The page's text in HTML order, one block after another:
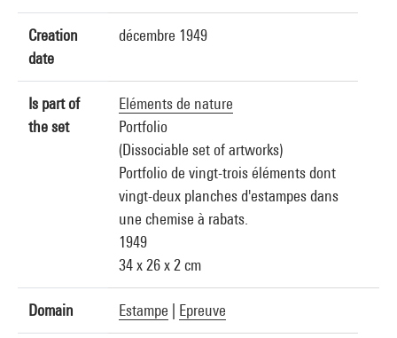
Creation
date
décembre 1949
Is part of
the set
Eléments de nature
Portfolio
(Dissociable set of artworks)
Portfolio de vingt-trois éléments dont
vingt-deux planches d'estampes dans
une chemise à rabats.
1949
34 x 26 x 2 cm
Domain Estampe Epreuve